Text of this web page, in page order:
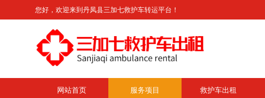
您好，欢迎来到丹凤县三加七救护车转运平台！
网站首页 服务项目 救护车出租